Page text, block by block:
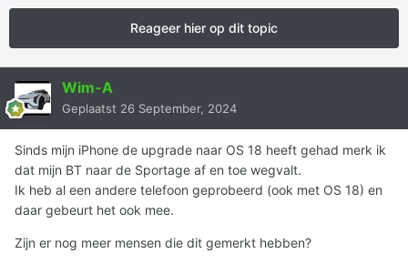
Reageer hier op dit topic
Wim-A
Geplaatst 26 September, 2024
Sinds mijn iPhone de upgrade naar OS 18 heeft gehad merk ik
dat mijn BT naar de Sportage af en toe wegvalt.
Ik heb al een andere telefoon geprobeerd (ook met OS 18) en
daar gebeurt het ook mee.
Zijn er nog meer mensen die dit gemerkt hebben?